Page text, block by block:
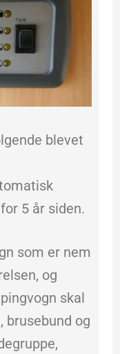
blevet
5 år siden.
som er nem
og
skal
brusebund og